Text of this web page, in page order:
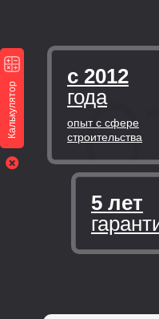
5 лет
опыт с сфере
строительства
с 2012
года
Калькулятор